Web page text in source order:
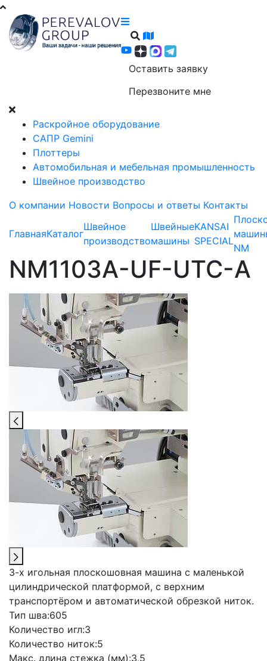
Оставить заявку
Перезвоните мне
Раскройное оборудование
САПР Gemini
Плоттеры
Автомобильная и мебельная промышленность
Швейное производство
О компании Новости Вопросы и ответы Контакты
ГлавнаяКаталог
Швейное
производство
Швейные
машины
KANSAI
SPECIAL
NM
NM1103A-UF-UTC-A
3-х игольная плоскошовная машина с маленькой
цилиндрической платформой, с верхним
транспортёром и автоматической обрезкой ниток.
Тип шва:605
Количество игл:3
Количество ниток:5
Макс. длина стежка (мм):3,5